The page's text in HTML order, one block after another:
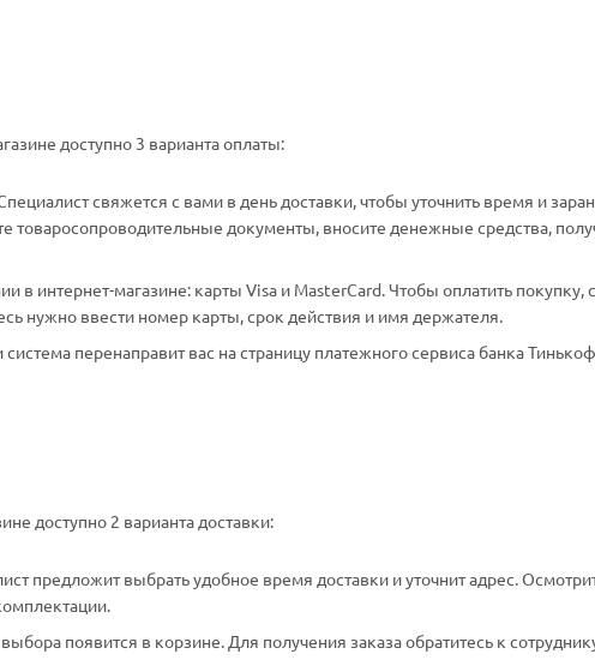
доступно 3 варианта оплаты:
свяжется с вами в день доставки, чтобы уточнить время и
товаросопроводительные документы, вносите денежные средства,
интернет-магазине: карты Visa и MasterCard. Чтобы оплатить покупку,
нужно ввести номер карты, срок действия и имя держателя.
перенаправит вас на страницу платежного сервиса банка
доступно 2 варианта доставки:
предложит выбрать удобное время доставки и уточнит адрес.
появится в корзине. Для получения заказа обратитесь к